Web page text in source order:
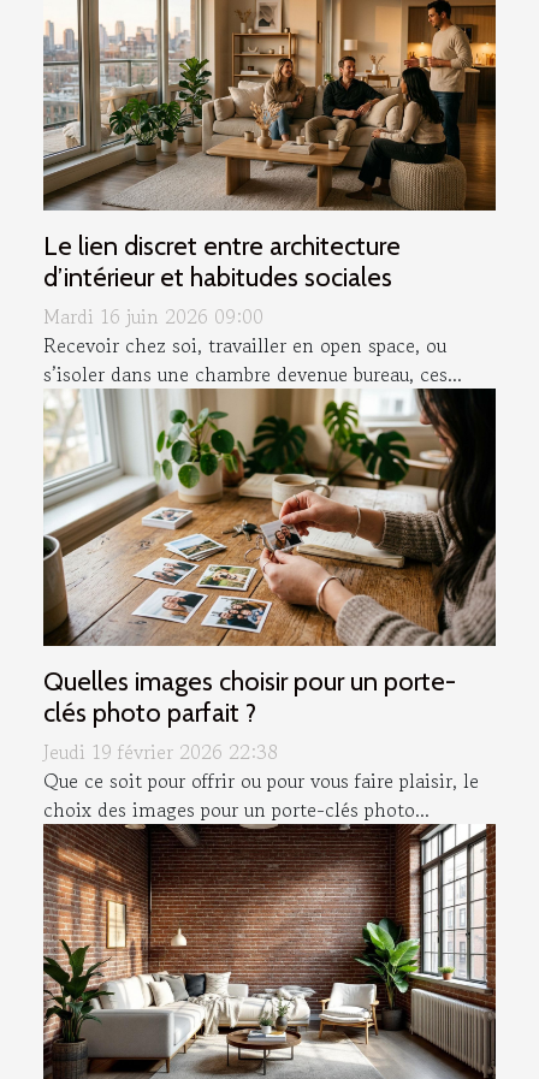
Le lien discret entre architecture
d’intérieur et habitudes sociales
Mardi 16 juin 2026 09:00
Recevoir chez soi, travailler en open space, ou
s’isoler dans une chambre devenue bureau, ces...
Quelles images choisir pour un porte-
clés photo parfait ?
Jeudi 19 février 2026 22:38
Que ce soit pour offrir ou pour vous faire plaisir, le
choix des images pour un porte-clés photo...